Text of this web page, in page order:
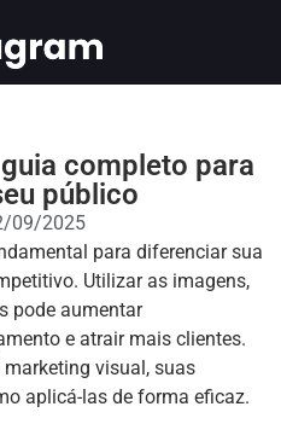
completo para
público
09/2025
para diferenciar sua
Utilizar as imagens,
pode aumentar
e atrair mais clientes.
visual, suas
aplicá-las de forma eficaz.